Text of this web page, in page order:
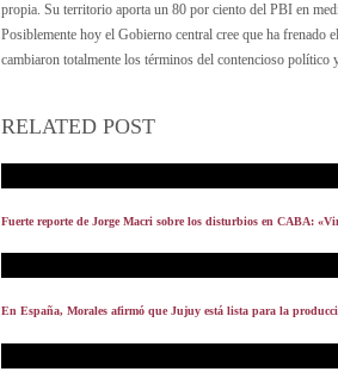
propia. Su territorio aporta un 80 por ciento del PBI en
Posiblemente hoy el Gobierno central cree que ha frenado
cambiaron totalmente los términos del contencioso político
RELATED POST
Fuerte reporte de Jorge Macri sobre los disturbios en CABA:
En España, Morales afirmó que Jujuy está lista para la